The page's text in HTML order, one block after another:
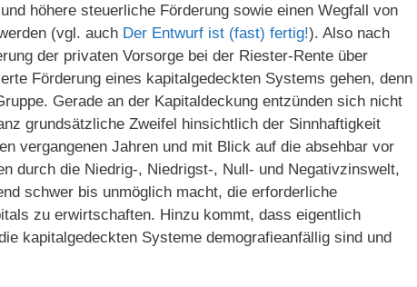
höhere steuerliche Förderung sowie einen Wegfall von
(vgl. auch Der Entwurf ist (fast) fertig!). Also nach
der privaten Vorsorge bei der Riester-Rente über
Förderung eines kapitalgedeckten Systems gehen, denn
Gerade an der Kapitaldeckung entzünden sich nicht
grundsätzliche Zweifel hinsichtlich der Sinnhaftigkeit
vergangenen Jahren und mit Blick auf die absehbar vor
durch die Niedrig-, Niedrigst-, Null- und Negativzinswelt,
schwer bis unmöglich macht, die erforderliche
zu erwirtschaften. Hinzu kommt, dass eigentlich
kapitalgedeckten Systeme demografieanfällig sind und